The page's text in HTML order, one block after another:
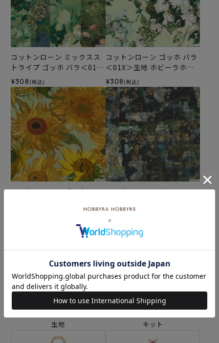
コットンローン ミックスス
トライプ ゴッホ バラ＜01X
＞生地 ホビーラホビーレデ
ザインコレクション
¥308 (税込)
コットンローン ゴッホ バラ
＜01X＞生地 ホビーラホビ
ーレデザインコレクション
¥308 (税込)
コットンローン ゴッホ ひま
ホビーレデザインコレクシ
コットンローン ルノワール
ーレデザインコレクション
カテゴリーから探す
生地 キット